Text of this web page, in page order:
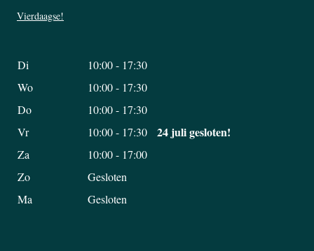
Vierdaagse!
Di
10:00 - 17:30
Wo
10:00 - 17:30
Do
10:00 - 17:30
Vr
10:00 - 17:30 24 juli gesloten!
Za
10:00 - 17:00
Zo
Gesloten
Ma
Gesloten